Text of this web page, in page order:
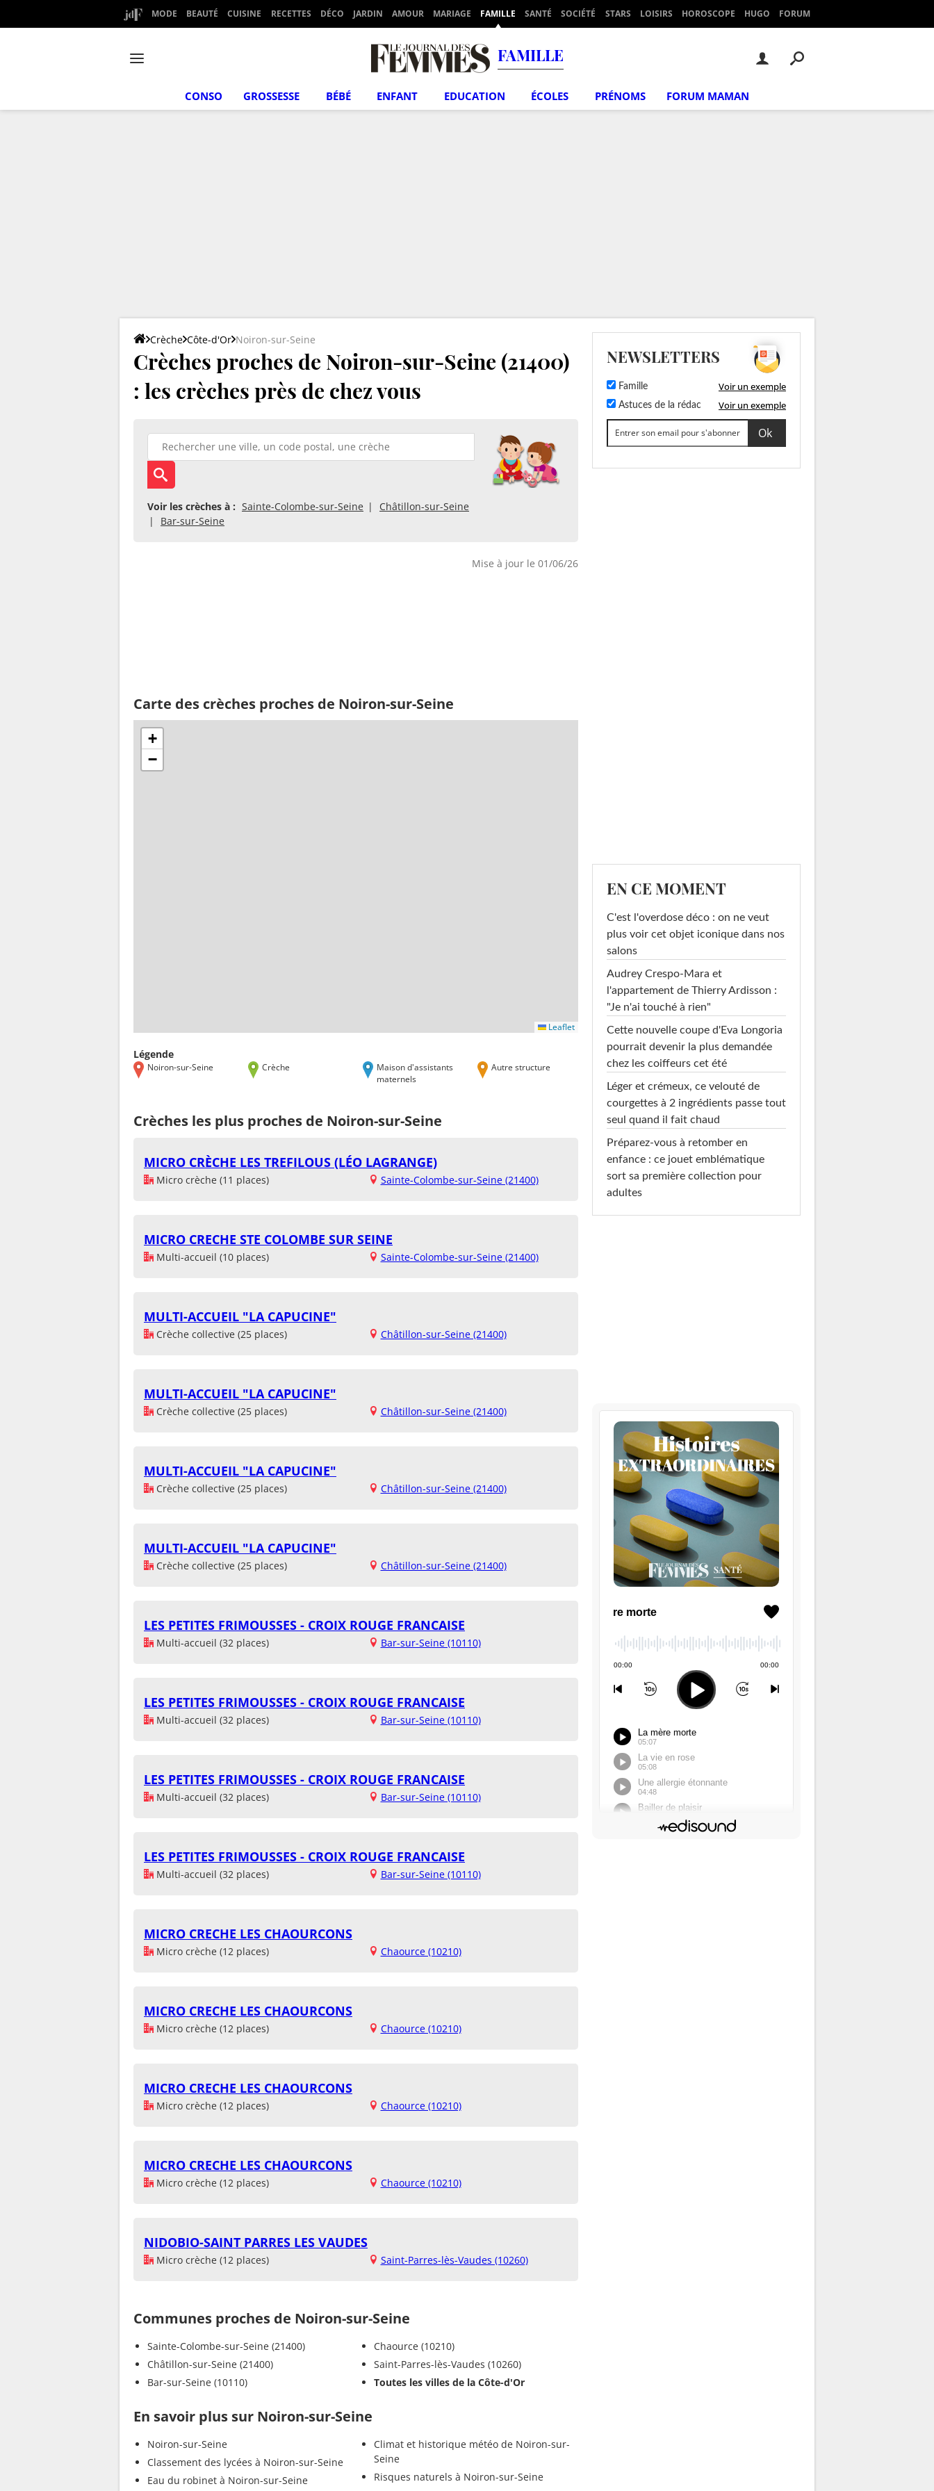
MODE BEAUTÉ CUISINE RECETTES DÉCO JARDIN AMOUR MARIAGE FAMILLE SANTÉ SOCIÉTÉ STARS LOISIRS HOROSCOPE HUGO FORUM
FAMILLE
CONSO GROSSESSE BÉBÉ ENFANT EDUCATION ÉCOLES PRÉNOMS FORUM MAMAN
Crèche Côte-d'Or Noiron-sur-Seine
Crèches proches de Noiron-sur-Seine (21400)
: les crèches près de chez vous
Voir les crèches à : Sainte-Colombe-sur-Seine
Châtillon-sur-Seine
Bar-sur-Seine
Mise à jour le 01/06/26
Carte des crèches proches de Noiron-sur-Seine
+
−
Leaflet
Légende
Noiron-sur-Seine Crèche
Maison d'assistants
maternels
Autre structure
Crèches les plus proches de Noiron-sur-Seine
MICRO CRÈCHE LES TREFILOUS (LÉO LAGRANGE)
Micro crèche (11 places) Sainte-Colombe-sur-Seine (21400)
MICRO CRECHE STE COLOMBE SUR SEINE
Multi-accueil (10 places) Sainte-Colombe-sur-Seine (21400)
MULTI-ACCUEIL "LA CAPUCINE"
Crèche collective (25 places) Châtillon-sur-Seine (21400)
MULTI-ACCUEIL "LA CAPUCINE"
Crèche collective (25 places) Châtillon-sur-Seine (21400)
MULTI-ACCUEIL "LA CAPUCINE"
Crèche collective (25 places) Châtillon-sur-Seine (21400)
MULTI-ACCUEIL "LA CAPUCINE"
Crèche collective (25 places) Châtillon-sur-Seine (21400)
LES PETITES FRIMOUSSES - CROIX ROUGE FRANCAISE
Multi-accueil (32 places) Bar-sur-Seine (10110)
LES PETITES FRIMOUSSES - CROIX ROUGE FRANCAISE
Multi-accueil (32 places) Bar-sur-Seine (10110)
LES PETITES FRIMOUSSES - CROIX ROUGE FRANCAISE
Multi-accueil (32 places) Bar-sur-Seine (10110)
LES PETITES FRIMOUSSES - CROIX ROUGE FRANCAISE
Multi-accueil (32 places) Bar-sur-Seine (10110)
MICRO CRECHE LES CHAOURCONS
Micro crèche (12 places) Chaource (10210)
MICRO CRECHE LES CHAOURCONS
Micro crèche (12 places) Chaource (10210)
MICRO CRECHE LES CHAOURCONS
Micro crèche (12 places) Chaource (10210)
MICRO CRECHE LES CHAOURCONS
Micro crèche (12 places) Chaource (10210)
NIDOBIO-SAINT PARRES LES VAUDES
Micro crèche (12 places) Saint-Parres-lès-Vaudes (10260)
Communes proches de Noiron-sur-Seine
Sainte-Colombe-sur-Seine (21400)
Châtillon-sur-Seine (21400)
Bar-sur-Seine (10110)
Chaource (10210)
Saint-Parres-lès-Vaudes (10260)
Toutes les villes de la Côte-d'Or
En savoir plus sur Noiron-sur-Seine
Noiron-sur-Seine
Classement des lycées à Noiron-sur-Seine
Eau du robinet à Noiron-sur-Seine
Climat et historique météo de Noiron-sur-
Seine
Risques naturels à Noiron-sur-Seine
NEWSLETTERS
Famille Voir un exemple
Astuces de la rédac Voir un exemple
EN CE MOMENT
C'est l'overdose déco : on ne veut
plus voir cet objet iconique dans nos
salons
Audrey Crespo-Mara et
l'appartement de Thierry Ardisson :
"Je n'ai touché à rien"
Cette nouvelle coupe d'Eva Longoria
pourrait devenir la plus demandée
chez les coiffeurs cet été
Léger et crémeux, ce velouté de
courgettes à 2 ingrédients passe tout
seul quand il fait chaud
Préparez-vous à retomber en
enfance : ce jouet emblématique
sort sa première collection pour
adultes